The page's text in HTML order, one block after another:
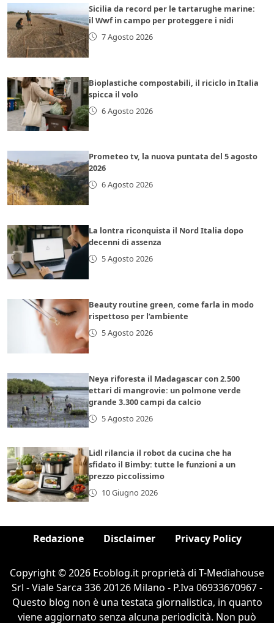
Sicilia da record per le tartarughe marine:
il Wwf in campo per proteggere i nidi
7 Agosto 2026
Bioplastiche compostabili, il riciclo in Italia
spicca il volo
6 Agosto 2026
Prometeo tv, la nuova puntata del 5 agosto
2026
6 Agosto 2026
La lontra riconquista il Nord Italia dopo
decenni di assenza
5 Agosto 2026
Beauty routine green, come farla in modo
rispettoso per l’ambiente
5 Agosto 2026
Neya riforesta il Madagascar con 2.500
ettari di mangrovie: un polmone verde
grande 3.300 campi da calcio
5 Agosto 2026
Lidl rilancia il robot da cucina che ha
sfidato il Bimby: tutte le funzioni a un
prezzo piccolissimo
10 Giugno 2026
Redazione Disclaimer Privacy Policy
Copyright © 2026 Ecoblog.it proprietà di T-Mediahouse
Srl - Viale Sarca 336 20126 Milano - P.Iva 06933670967 -
Questo blog non è una testata giornalistica, in quanto
viene aggiornato senza alcuna periodicità. Non può